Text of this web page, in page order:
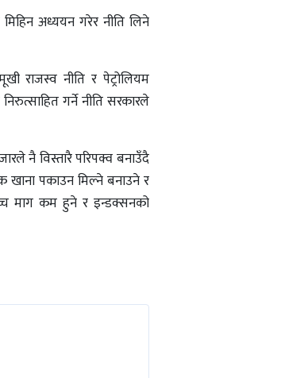
मिहिन अध्ययन गरेर नीति लिने
राजस्व नीति र पेट्रोलियम
गर्ने नीति सरकारले
नै विस्तारै परिपक्व बनाउँदै
खाना पकाउन मिल्ने बनाउने र
माग कम हुने र इन्डक्सनको